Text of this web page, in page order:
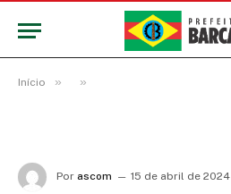
Início » »
Por ascom 15 de abril de 2024